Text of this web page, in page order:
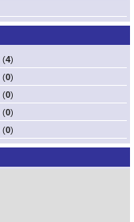
(4)
(0)
(0)
(0)
(0)